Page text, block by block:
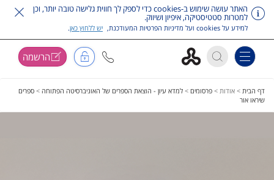
האתר עושה שימוש ב-cookies כדי לספק לך חווית גלישה טובה יותר, וכן
למטרות סטטיסטיקה, איפיון ושיווק.
למידע על cookies ועל מדיניות הפרטיות המעודכנת, יש ללחוץ כאן.
Toggle navigation הרשמה
דף הבית > אודות > פרסומים > למדא עיון - הוצאת הספרים של האוניברסיטה הפתוחה > ספרים
שיראו אור